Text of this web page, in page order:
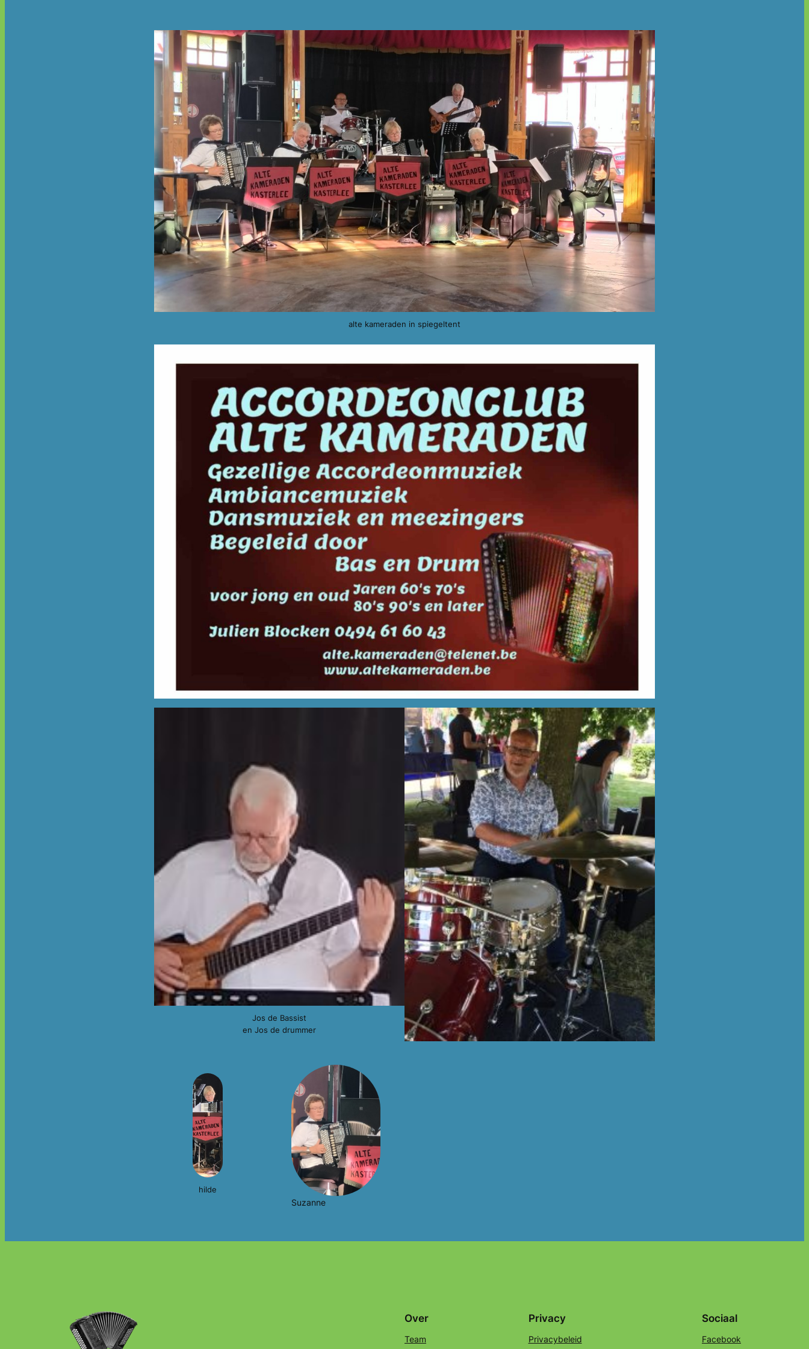
alte kameraden in spiegeltent
Jos de Bassist
en Jos de drummer
hilde
Suzanne
Over
Team
Privacy
Privacybeleid
Sociaal
Facebook